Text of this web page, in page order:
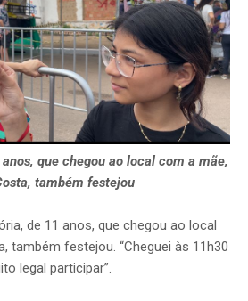
que chegou ao local com a mãe,
também festejou
de 11 anos, que chegou ao local
também festejou. “Cheguei às 11h30
legal participar”.